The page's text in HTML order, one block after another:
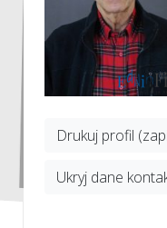
Drukuj profil
Ukryj dane